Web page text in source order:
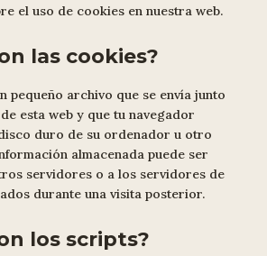
el uso de cookies en nuestra web.
las cookies?
pequeño archivo que se envía junto
esta web y que tu navegador
duro de su ordenador u otro
almacenada puede ser
servidores o a los servidores de
durante una visita posterior.
los scripts?